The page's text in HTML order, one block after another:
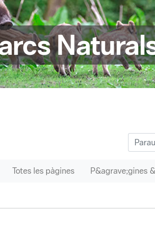
Totes les pàgines